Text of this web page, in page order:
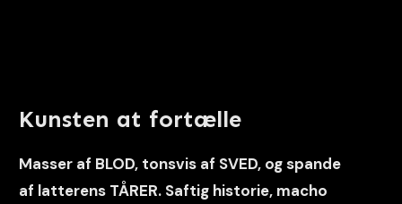
Kunsten at fortælle
Masser af BLOD, tonsvis af SVED, og spande
af latterens TÅRER. Saftig historie, macho